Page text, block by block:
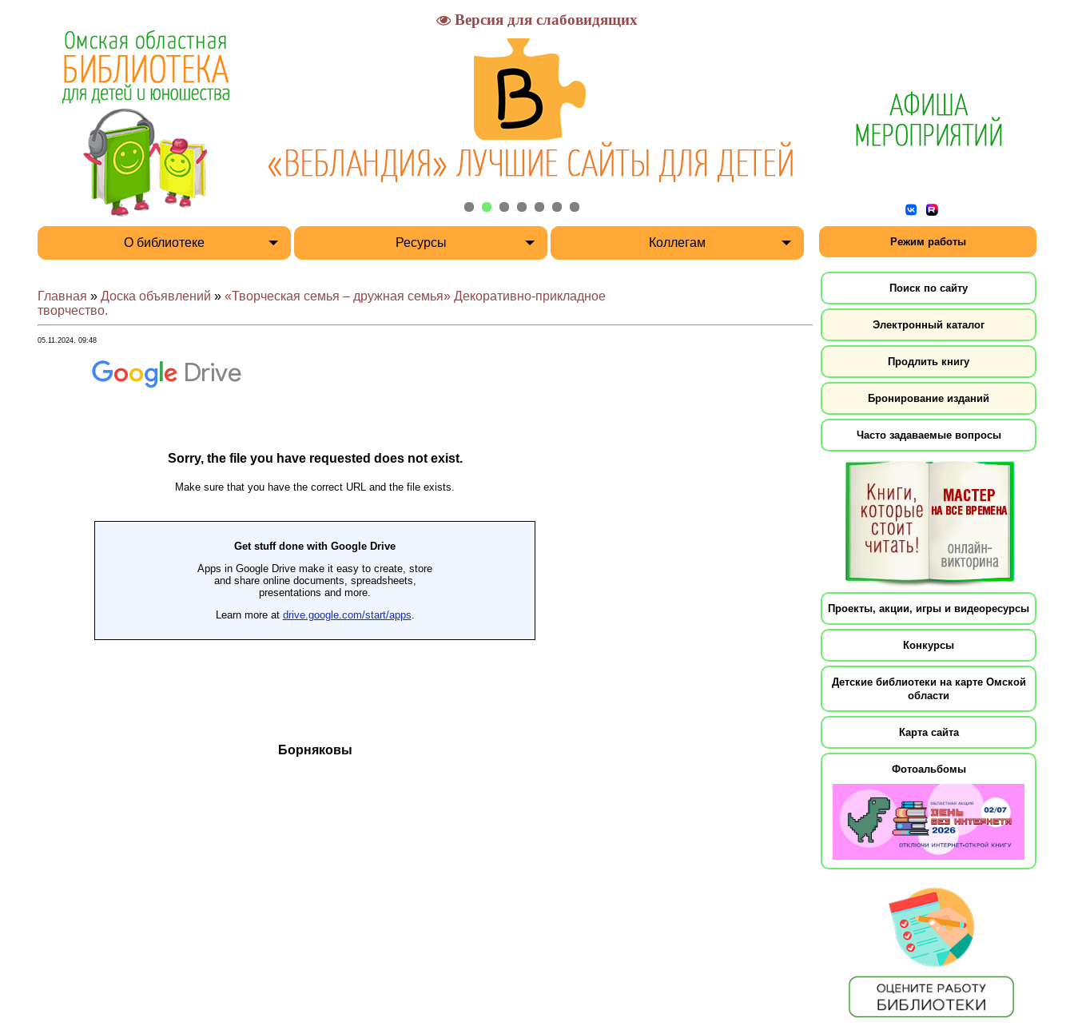
Версия для слабовидящих
О библиотеке Ресурсы Коллегам Режим работы
Главная » Доска объявлений » «Творческая семья – дружная семья» Декоративно-прикладное
творчество.
05.11.2024, 09:48
Борняковы
Поиск по сайту
Электронный каталог
Продлить книгу
Бронирование изданий
Часто задаваемые вопросы
Проекты, акции, игры и видеоресурсы
Конкурсы
Детские библиотеки на карте Омской
области
Карта сайта
Фотоальбомы